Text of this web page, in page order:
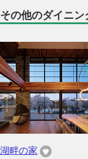
その他のダイニ
湖畔の家